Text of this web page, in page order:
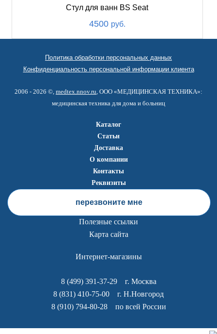
Стул для ванн BS Seat
4500 руб.
Политика обработки персональных данных
Конфиденциальность персональной информации клиента
2006 - 2026 ©, medtex.nnov.ru, ООО «МЕДИЦИНСКАЯ ТЕХНИКА»:
медицинская техника для дома и больниц
Каталог
Статьи
Доставка
О компании
Контакты
Реквизиты
перезвоните мне
Полезные ссылки
Карта сайта
Интернет-магазины
8 (499) 391-37-29г. Москва
8 (831) 410-75-00 г. Н.Новгород
8 (910) 794-80-28по всей России